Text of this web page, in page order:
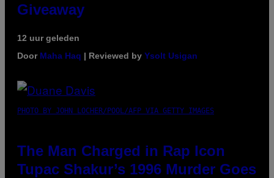
Giveaway
12 uur geleden
Door Maha Haq | Reviewed by Ysolt Usigan
PHOTO BY JOHN LOCHER/POOL/AFP VIA GETTY IMAGES
The Man Charged in Rap Icon
Tupac Shakur’s 1996 Murder Goes